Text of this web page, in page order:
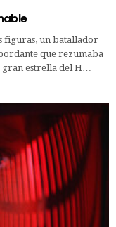
figuras, un batallador
que rezumaba
estrella del H…